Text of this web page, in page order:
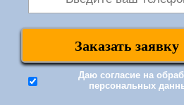
Даю согласие на
персональных